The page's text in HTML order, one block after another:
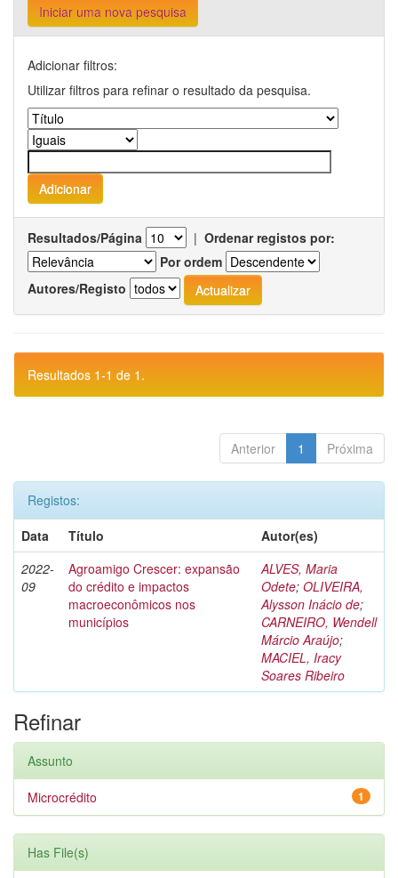
Iniciar uma nova pesquisa
Adicionar filtros:
Utilizar filtros para refinar o resultado da pesquisa.
Resultados/Página | Ordenar registos por:
Por ordem
Autores/Registo
Resultados 1-1 de 1.
Anterior 1 Próxima
Registos:
Data
Título
Autor(es)
2022-
09
Agroamigo Crescer: expansão
do crédito e impactos
macroeconômicos nos
municípios
ALVES, Maria
Odete; OLIVEIRA,
Alysson Inácio de;
CARNEIRO, Wendell
Márcio Araújo;
MACIEL, Iracy
Soares Ribeiro
Refinar
Assunto
1
Microcrédito
Has File(s)